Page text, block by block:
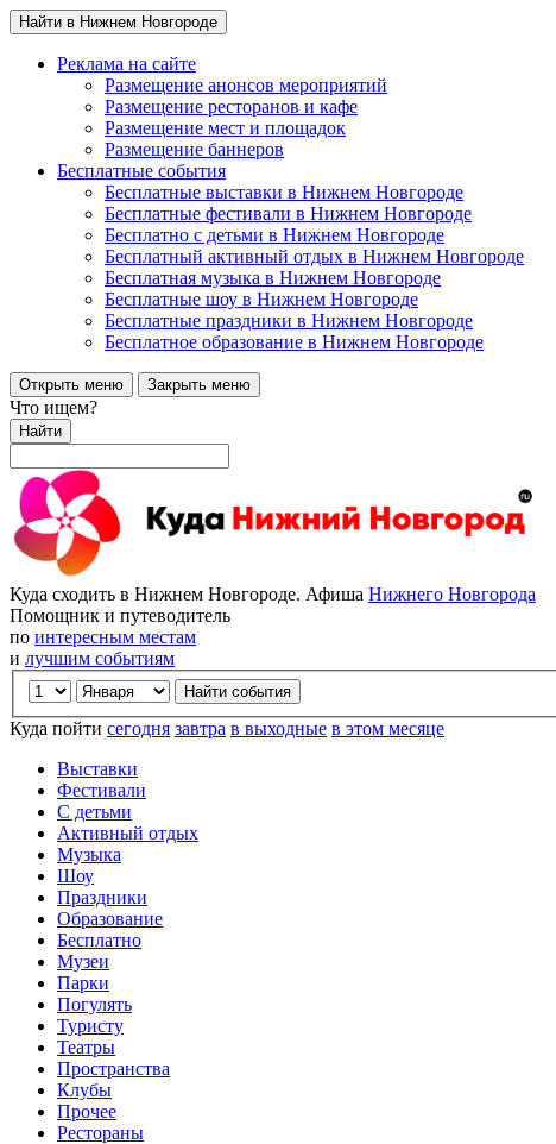
Найти в Нижнем Новгороде
Реклама на сайте
Размещение анонсов мероприятий
Размещение ресторанов и кафе
Размещение мест и площадок
Размещение баннеров
Бесплатные события
Бесплатные выставки в Нижнем Новгороде
Бесплатные фестивали в Нижнем Новгороде
Бесплатно с детьми в Нижнем Новгороде
Бесплатный активный отдых в Нижнем Новгороде
Бесплатная музыка в Нижнем Новгороде
Бесплатные шоу в Нижнем Новгороде
Бесплатные праздники в Нижнем Новгороде
Бесплатное образование в Нижнем Новгороде
Открыть меню Закрыть меню
Что ищем?
Найти
Куда сходить в Нижнем Новгороде. Афиша Нижнего Новгорода
Помощник и путеводитель
по интересным местам
и лучшим событиям
Куда пойти сегодня завтра в выходные в этом месяце
Выставки
Фестивали
С детьми
Активный отдых
Музыка
Шоу
Праздники
Образование
Бесплатно
Музеи
Парки
Погулять
Туристу
Театры
Пространства
Клубы
Прочее
Рестораны